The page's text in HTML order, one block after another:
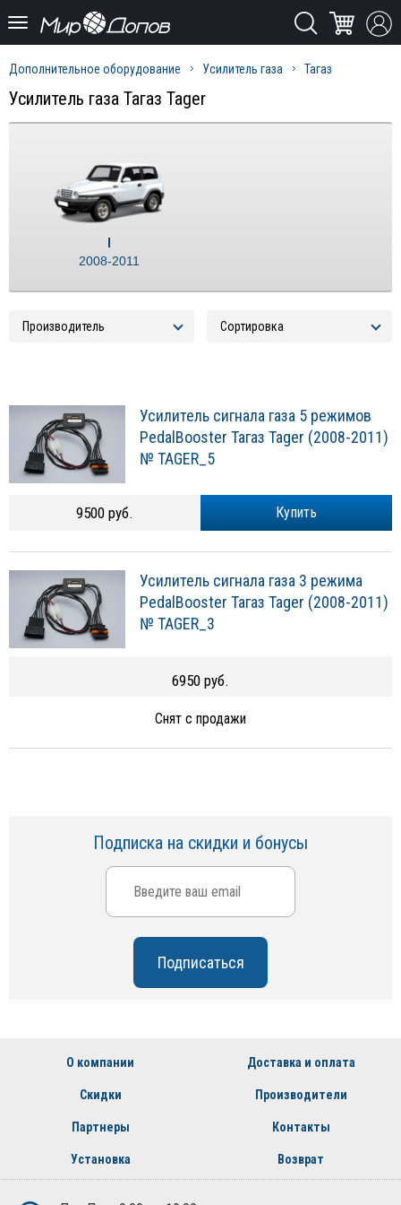
Дополнительное оборудование Усилитель газа Тагаз
Усилитель газа Тагаз Tager
I
2008-2011
Усилитель сигнала газа 5 режимов
PedalBooster Тагаз Tager (2008-2011)
№ TAGER_5
Купить
9500 руб.
Усилитель сигнала газа 3 режима
PedalBooster Тагаз Tager (2008-2011)
№ TAGER_3
6950 руб.
Снят с продажи
Подписка на скидки и бонусы
О компании Доставка и оплата
Скидки Производители
Партнеры Контакты
Установка Возврат